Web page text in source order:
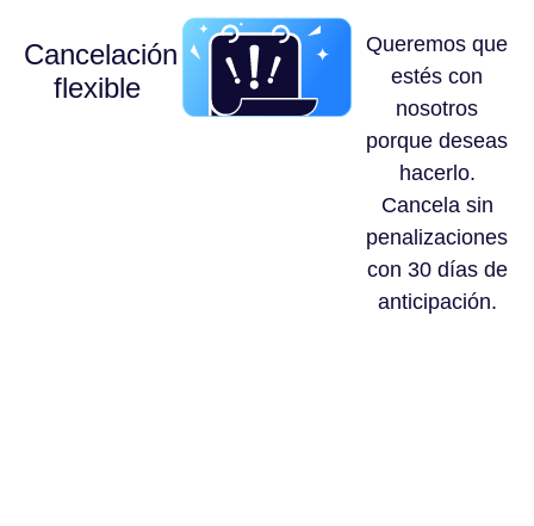
Cancelación
flexible
Queremos que
estés con
nosotros
porque deseas
hacerlo.
Cancela sin
penalizaciones
con 30 días de
anticipación.